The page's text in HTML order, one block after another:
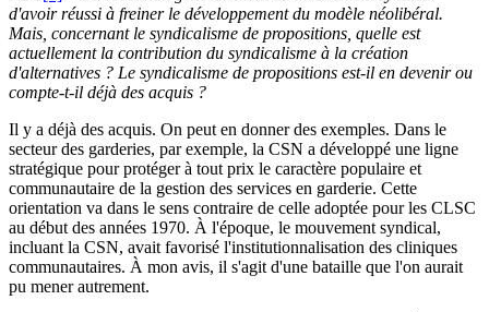
d'avoir réussi à freiner le développement du modèle néolibéral.
Mais, concernant le syndicalisme de propositions, quelle est
actuellement la contribution du syndicalisme à la création
d'alternatives ? Le syndicalisme de propositions est-il en devenir ou
compte-t-il déjà des acquis ?
Il y a déjà des acquis. On peut en donner des exemples. Dans le
secteur des garderies, par exemple, la CSN a développé une ligne
stratégique pour protéger à tout prix le caractère populaire et
communautaire de la gestion des services en garderie. Cette
orientation va dans le sens contraire de celle adoptée pour les CLSC
au début des années 1970. À l'époque, le mouvement syndical,
incluant la CSN, avait favorisé l'institutionnalisation des cliniques
communautaires. À mon avis, il s'agit d'une bataille que l'on aurait
pu mener autrement.